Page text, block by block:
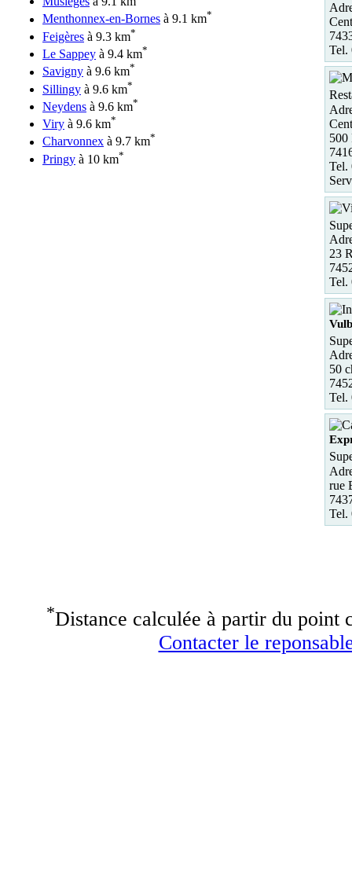
Menthonnex-en-Bornes à 9.1 km*
Feigères à 9.3 km*
Le Sappey à 9.4 km*
Savigny à 9.6 km*
Sillingy à 9.6 km*
Neydens à 9.6 km*
Viry à 9.6 km*
Charvonnex à 9.7 km*
Pringy à 10 km*
Tel.
500
Tel.
23
Tel.
50
Tel.
rue
Tel.
*Distance calculée à partir du point
Contacter le